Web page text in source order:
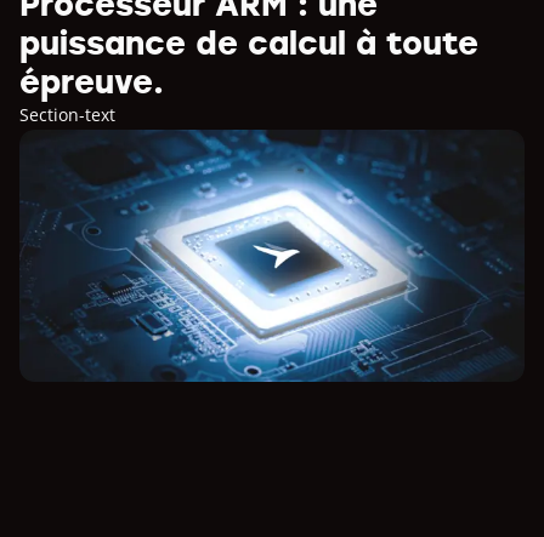
puissance de calcul à toute
épreuve.
Section-text